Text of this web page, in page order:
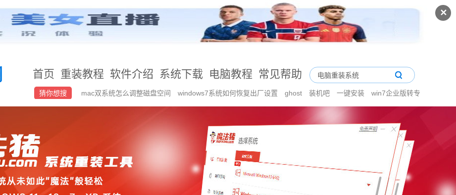
✕
首页 重装教程 软件介绍 系统下载 电脑教程 常见帮助
猜你想搜 mac双系统怎么调整磁盘空间 windows7系统如何恢复出厂设置 ghost 装机吧 一键安装
win7企业版转专